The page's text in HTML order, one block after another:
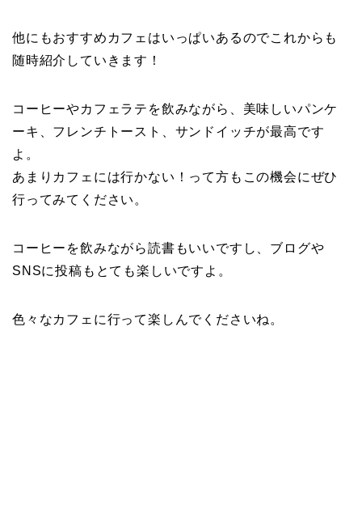
他にもおすすめカフェはいっぱいあるのでこれからも
随時紹介していきます！
コーヒーやカフェラテを飲みながら、美味しいパンケ
ーキ、フレンチトースト、サンドイッチが最高です
よ。
あまりカフェには行かない！って方もこの機会にぜひ
行ってみてください。
コーヒーを飲みながら読書もいいですし、ブログや
SNSに投稿もとても楽しいですよ。
色々なカフェに行って楽しんでくださいね。